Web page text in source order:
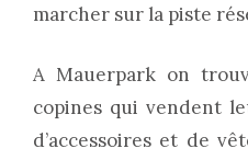
marcher sur la piste
A Mauerpark on
copines qui vendent
d’accessoires et de